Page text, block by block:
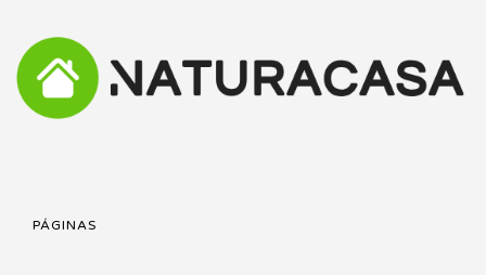
PÁGINAS